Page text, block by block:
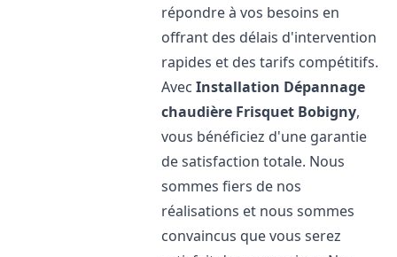
répondre à vos besoins en
offrant des délais d'intervention
rapides et des tarifs compétitifs.
AvecInstallation Dépannage
chaudière Frisquet Bobigny,
vous bénéficiez d'une garantie
de satisfaction totale. Nous
sommes fiers de nos
réalisations et nous sommes
convaincus que vous serez